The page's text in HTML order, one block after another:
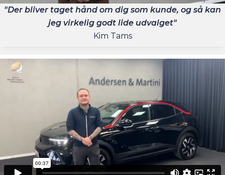
"Der bliver taget hånd om dig som kunde, og så kan
jeg virkelig godt lide udvalget"
Kim Tams